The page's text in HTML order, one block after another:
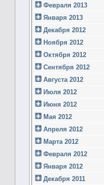
Февраля 2013
Января 2013
Декабря 2012
Ноября 2012
Октября 2012
Сентября 2012
Августа 2012
Июля 2012
Июня 2012
Мая 2012
Апреля 2012
Марта 2012
Февраля 2012
Января 2012
Декабря 2011